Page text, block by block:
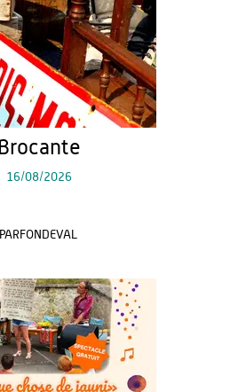
Brocante
16/08/2026
PARFONDEVAL